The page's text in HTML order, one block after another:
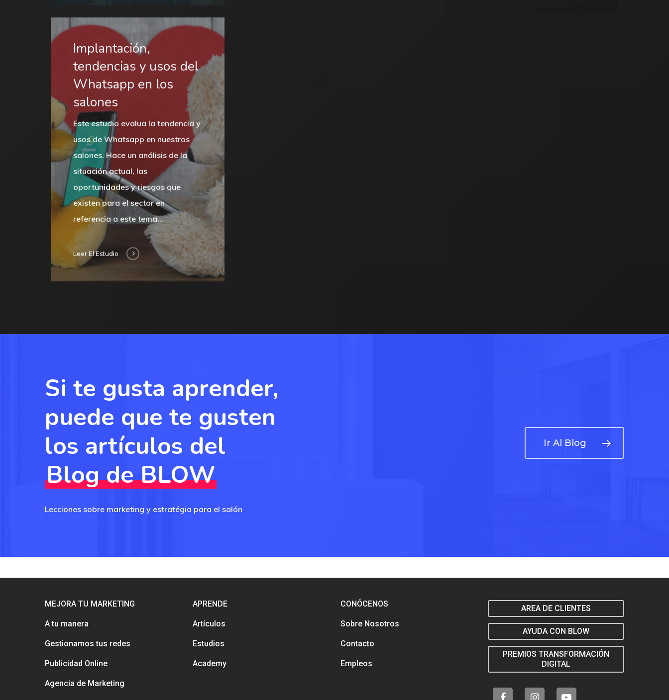
Implantación,
tendencias y usos del
Whatsapp en los
salones
Este estudio evalua la tendencia y
usos de Whatsapp en nuestros
salones. Hace un análisis de la
situación actual, las
oportunidades y riesgos que
existen para el sector en
referencia a este tema…
Leer El Estudio
Si te gusta aprender,
puede que te gusten
los artículos del
Blog de BLOW
Lecciones sobre marketing y estratégia para el salón
Ir Al Blog
MEJORA TU MARKETING
A tu manera
Gestionamos tus redes
Publicidad Online
Agencia de Marketing
APRENDE
Artículos
Estudios
Academy
CONÓCENOS
Sobre Nosotros
Contacto
Empleos
AREA DE CLIENTES
AYUDA CON BLOW
PREMIOS TRANSFORMACIÓN
DIGITAL